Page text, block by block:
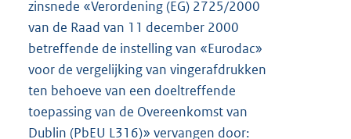
zinsnede «Verordening (EG) 2725/2000
van de Raad van 11 december 2000
betreffende de instelling van «Eurodac»
voor de vergelijking van vingerafdrukken
ten behoeve van een doeltreffende
toepassing van de Overeenkomst van
Dublin (PbEU L316)» vervangen door: